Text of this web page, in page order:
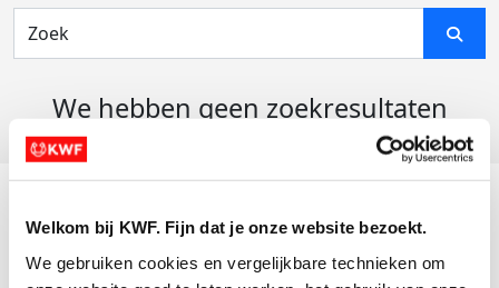
Welkom bij KWF. Fijn dat je onze website bezoekt.
We gebruiken cookies en vergelijkbare technieken om
We hebben geen zoekresultaten
Actiematerialen
Evenementen